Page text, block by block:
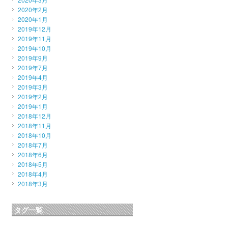
2020年2月
2020年1月
2019年12月
2019年11月
2019年10月
2019年9月
2019年7月
2019年4月
2019年3月
2019年2月
2019年1月
2018年12月
2018年11月
2018年10月
2018年7月
2018年6月
2018年5月
2018年4月
2018年3月
タグ一覧